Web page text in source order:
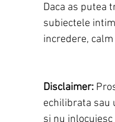
Daca as putea
subiectele
incredere,
Disclaimer:
echilibrata sau
si nu